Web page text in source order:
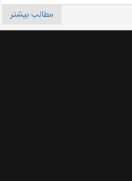
مطالب بیشتر